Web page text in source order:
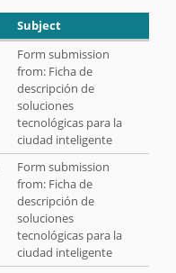
Subject
Form submission
from: Ficha de
descripción de
soluciones
tecnológicas para la
ciudad inteligente
Form submission
from: Ficha de
descripción de
soluciones
tecnológicas para la
ciudad inteligente